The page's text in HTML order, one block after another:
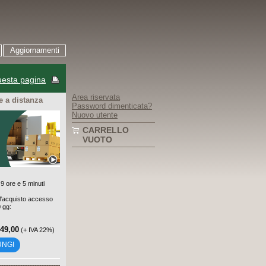
Aggiornamenti
pagina
a distanza
ore e 5 minuti
accesso
gg:
(+ IVA 22%)
Area riservata
Password dimenticata?
Nuovo utente
CARRELLO
VUOTO